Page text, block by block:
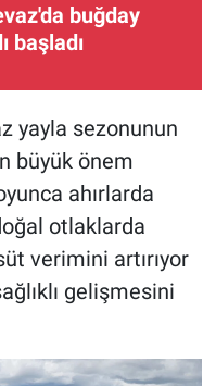
buğday
başladı
yayla sezonunun
büyük önem
ahırlarda
otlaklarda
verimini artırıyor
gelişmesini